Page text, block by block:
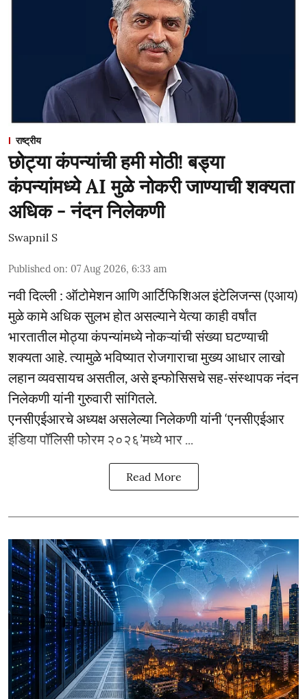
राष्ट्रीय
छोट्या कंपन्यांची हमी मोठी! बड्या
कंपन्यांमध्ये AI मुळे नोकरी जाण्याची शक्यता
अधिक - नंदन निलेकणी
Swapnil S
Published on: 07 Aug 2026, 6:33 am
नवी दिल्ली : ऑटोमेशन आणि आर्टिफिशिअल इंटेलिजन्स (एआय)
मुळे कामे अधिक सुलभ होत असल्याने येत्या काही वर्षांत
भारतातील मोठ्या कंपन्यांमध्ये नोकऱ्यांची संख्या घटण्याची
शक्यता आहे. त्यामुळे भविष्यात रोजगाराचा मुख्य आधार लाखो
लहान व्यवसायच असतील, असे इन्फोसिसचे सह-संस्थापक नंदन
निलेकणी यांनी गुरुवारी सांगितले.
एनसीएईआरचे अध्यक्ष असलेल्या निलेकणी यांनी ‘एनसीएईआर
इंडिया पॉलिसी फोरम २०२६’मध्ये भार ...
Read More